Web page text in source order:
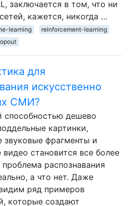
заключается в том, что ни
кажется, никогда …
learning
reinforcement-learning
для
искусственно
СМИ?
способностью дешево
картинки,
звуковые фрагменты и
видео становится все более
проблема распознавания
а что нет. Даже
ряд примеров
которые создают